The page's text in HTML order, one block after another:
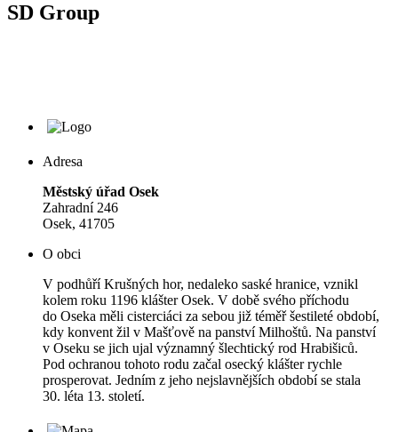
SD Group
Adresa
Městský úřad Osek
Zahradní 246
Osek, 41705
O obci
V podhůří Krušných hor, nedaleko saské hranice, vznikl
kolem roku 1196 klášter Osek. V době svého příchodu
do Oseka měli cisterciáci za sebou již téměř šestileté období,
kdy konvent žil v Mašťově na panství Milhoštů. Na panství
v Oseku se jich ujal významný šlechtický rod Hrabišiců.
Pod ochranou tohoto rodu začal osecký klášter rychle
prosperovat. Jedním z jeho nejslavnějších období se stala
30. léta 13. století.